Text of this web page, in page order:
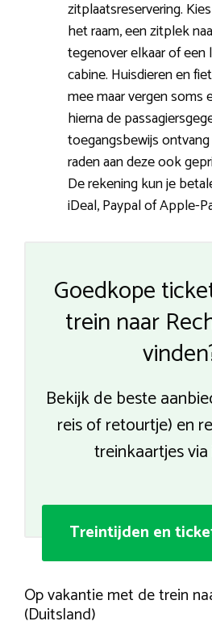
zitplaatsreservering.
het raam, een zitplek
tegenover elkaar of
cabine. Huisdieren en
mee maar vergen soms
hierna de
toegangsbewijs
raden aan deze ook
De rekening kun je
iDeal, Paypal of Apple-
Goedkope
trein naar
Bekijk de beste
reis of retourtje) en
treinkaartjes
Treintijden en
Op vakantie met de trein
(Duitsland)